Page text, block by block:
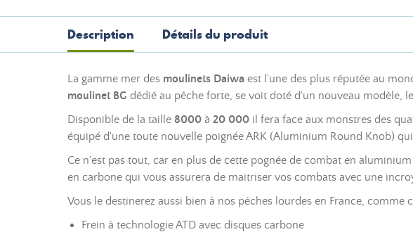
Description Détails du produit
La gamme mer des moulinets Daiwa est l'une des plus réputée au
moulinet BG dédié au pêche forte, se voit doté d'un nouveau modèle, le
Disponible de la taille 8000 à 20 000 il fera face aux monstres des
équipé d'une toute nouvelle poignée ARK (Aluminium Round Knob)
Ce n'est pas tout, car en plus de cette pognée de combat en
en carbone qui vous assurera de maitriser vos combats avec une
Vous le destinerez aussi bien à nos pêches lourdes en France,
Frein à technologie ATD avec disques carbone